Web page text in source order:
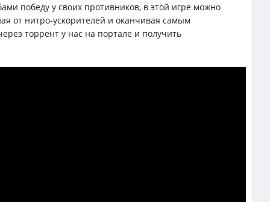
победу у своих противников, в этой игре можно
от нитро-ускорителей и оканчивая самым
торрент у нас на портале и получить